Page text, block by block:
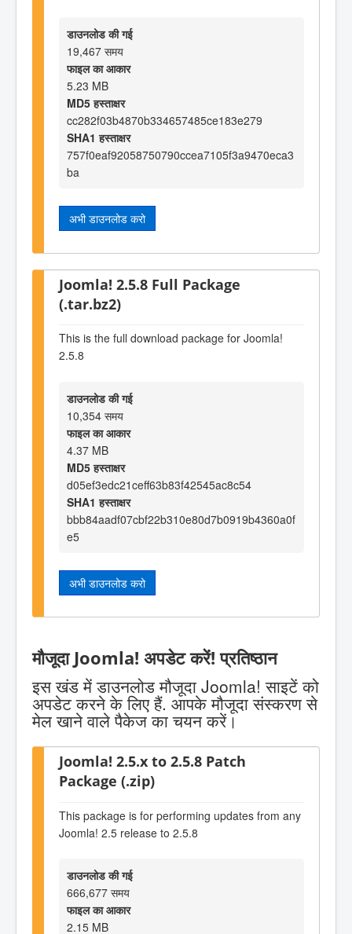
डाउनलोड की गई
19,467 समय
फाइल का आकार
5.23 MB
MD5 हस्ताक्षर
cc282f03b4870b334657485ce183e279
SHA1 हस्ताक्षर
757f0eaf92058750790ccea7105f3a9470eca3
ba
अभी डाउनलोड करो
Joomla! 2.5.8 Full Package
(.tar.bz2)
This is the full download package for Joomla!
2.5.8
डाउनलोड की गई
10,354 समय
फाइल का आकार
4.37 MB
MD5 हस्ताक्षर
d05ef3edc21ceff63b83f42545ac8c54
SHA1 हस्ताक्षर
bbb84aadf07cbf22b310e80d7b0919b4360a0f
e5
अभी डाउनलोड करो
मौजूदा Joomla! अपडेट करें! प्रतिष्ठान
इस खंड में डाउनलोड मौजूदा Joomla! साइटें को
अपडेट करने के लिए हैं. आपके मौजूदा संस्करण से
मेल खाने वाले पैकेज का चयन करें।
Joomla! 2.5.x to 2.5.8 Patch
Package (.zip)
This package is for performing updates from any
Joomla! 2.5 release to 2.5.8
डाउनलोड की गई
666,677 समय
फाइल का आकार
2.15 MB